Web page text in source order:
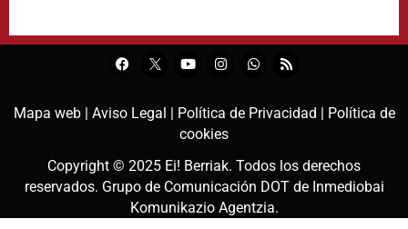
Mapa web | Aviso Legal | Política de Privacidad | Política de
cookies
Copyright © 2025 Ei! Berriak. Todos los derechos
reservados. Grupo de Comunicación DOT de Inmediobai
Komunikazio Agentzia.